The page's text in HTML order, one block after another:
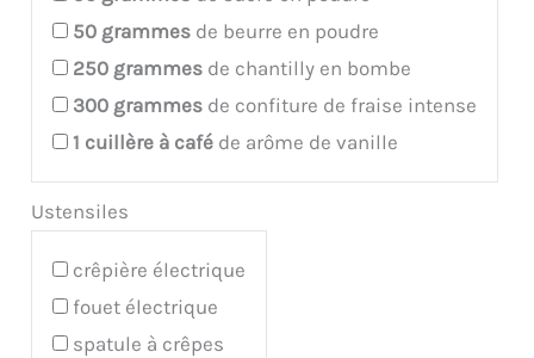
50 grammes de beurre en poudre
250 grammes de chantilly en bombe
300 grammes de confiture de fraise intense
1 cuillère à café de arôme de vanille
Ustensiles
crêpière électrique
fouet électrique
spatule à crêpes